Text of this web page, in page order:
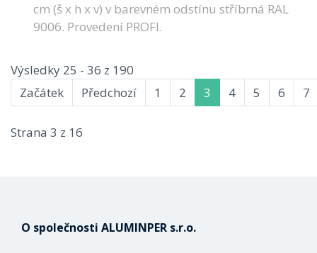
cm (š x h x v) v barevném odstínu stříbrná RAL
9006. Provedení PROFI.
Výsledky 25 - 36 z 190
Začátek
Předchozí 1 2 3 4 5 6 7
Strana 3 z 16
O společnosti ALUMINPER s.r.o.